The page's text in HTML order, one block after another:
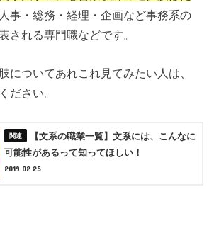
事・総務・経理・企画など事務系の
される専門職などです。
についてあれこれ見てみたい人は、
ださい。
【文系の職業一覧】文系には、こんなに
可能性があるって知ってほしい！
2019.02.25